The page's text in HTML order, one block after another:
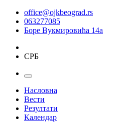
office@ojkbeograd.rs
063277085
Боре Вукмировића 14а
СРБ
Насловна
Вести
Резултати
Календар